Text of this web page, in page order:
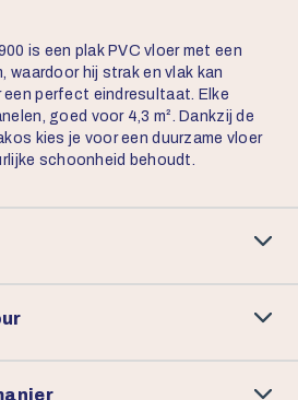
is een plak PVC vloer met een
waardoor hij strak en vlak kan
perfect eindresultaat. Elke
goed voor 4,3 m². Dankzij de
kies je voor een duurzame vloer
schoonheid behoudt.